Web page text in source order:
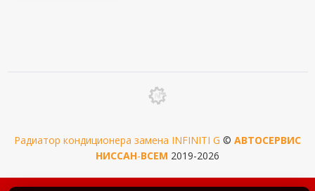
Радиатор кондиционера замена INFINITI G © АВТОСЕРВИС
НИССАН-ВСЕМ 2019-2026